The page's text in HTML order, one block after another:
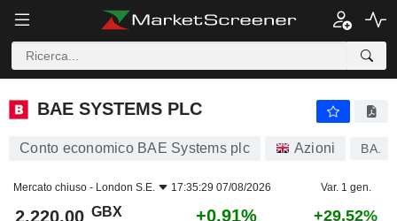
BAE SYSTEMS PLC
BAE SYSTEMS PLC
Conto economico BAE Systems plc Azioni BA.
Mercato chiuso - London S.E. 17:35:29 07/08/2026 Var. 1 gen.
2.220,00 GBX +0,91% +29,52%